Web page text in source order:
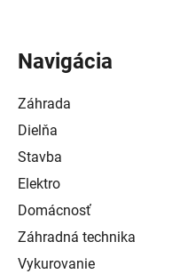
Navigácia
Záhrada
Dielňa
Stavba
Elektro
Domácnosť
Záhradná technika
Vykurovanie